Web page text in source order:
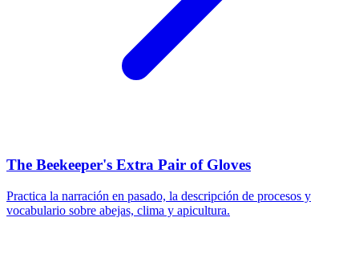
The Beekeeper's Extra Pair of Gloves
Practica la narración en pasado, la descripción de procesos y
vocabulario sobre abejas, clima y apicultura.